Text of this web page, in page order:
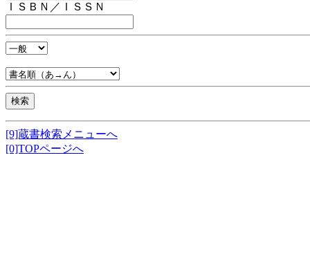
ＩＳＢＮ／ＩＳＳＮ
[9]蔵書検索メニューへ
[0]TOPページへ